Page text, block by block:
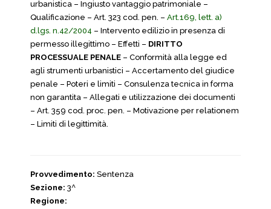
urbanistica – Ingiusto vantaggio patrimoniale –
Qualificazione – Art. 323 cod. pen. – Art.169, lett. a)
d.lgs. n.42/2004 – Intervento edilizio in presenza di
permesso illegittimo – Effetti – DIRITTO
PROCESSUALE PENALE – Conformità alla legge ed
agli strumenti urbanistici – Accertamento del giudice
penale – Poteri e limiti – Consulenza tecnica in forma
non garantita – Allegati e utilizzazione dei documenti
– Art. 359 cod. proc. pen. – Motivazione per relationem
– Limiti di legittimità.
Provvedimento: Sentenza
Sezione: 3^
Regione: